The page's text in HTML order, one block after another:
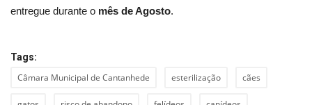
entregue durante o mês de Agosto.
Tags:
Câmara Municipal de Cantanhede esterilização cães